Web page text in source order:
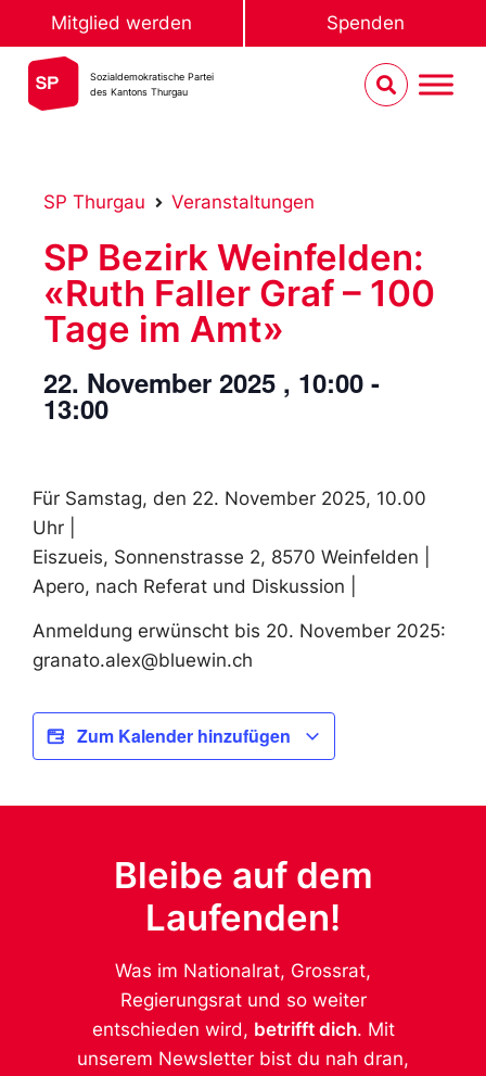
Mitglied werden Spenden
Sozialdemokratische Partei
des Kantons Thurgau
SP Thurgau Veranstaltungen
SP Bezirk Weinfelden:
«Ruth Faller Graf – 100
Tage im Amt»
22. November 2025 , 10:00 -
13:00
Für Samstag, den 22. November 2025, 10.00
Uhr |
Eiszueis, Sonnenstrasse 2, 8570 Weinfelden |
Apero, nach Referat und Diskussion |
Anmeldung erwünscht bis 20. November 2025:
granato.alex@bluewin.ch
Zum Kalender hinzufügen
Bleibe auf dem
Laufenden!
Was im Nationalrat, Grossrat,
Regierungsrat und so weiter
entschieden wird, betrifft dich. Mit
unserem Newsletter bist du nah dran,